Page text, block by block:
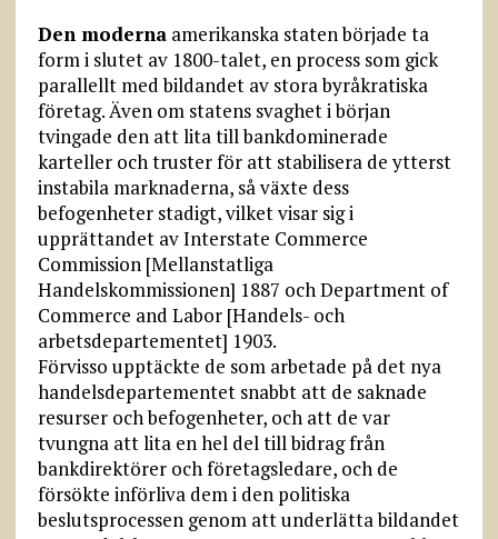
Den modernaamerikanska staten började ta
form i slutet av 1800-talet, en process som gick
parallellt med bildandet av stora byråkratiska
företag. Även om statens svaghet i början
tvingade den att lita till bankdominerade
karteller och truster för att stabilisera de ytterst
instabila marknaderna, så växte dess
befogenheter stadigt, vilket visar sig i
upprättandet av Interstate Commerce
Commission [Mellanstatliga
Handelskommissionen] 1887 och Department of
Commerce and Labor [Handels- och
arbetsdepartementet] 1903.
Förvisso upptäckte de som arbetade på det nya
handelsdepartementet snabbt att de saknade
resurser och befogenheter, och att de var
tvungna att lita en hel del till bidrag från
bankdirektörer och företagsledare, och de
försökte införliva dem i den politiska
beslutsprocessen genom att underlätta bildandet